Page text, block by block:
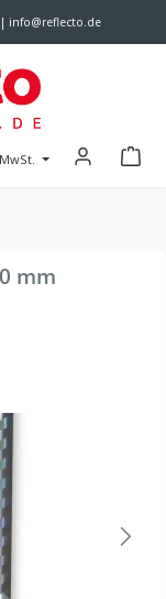
| info@reflecto.de
mm